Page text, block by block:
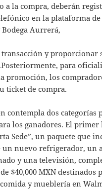
a la compra, deberán
en la plataforma
Aurrerá,
y proporcionar
para
promoción, los
ticket de compra.
contempla dos categorías
los ganadores. El primer
Sede”, un paquete que
un nuevo refrigerador, un
y una televisión,
$40,000 MXN destinados
y mueblería en